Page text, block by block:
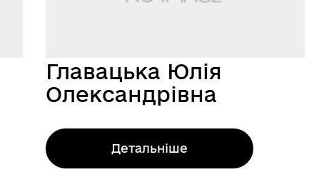
Главацька Юлія
Олександрівна
Детальніше